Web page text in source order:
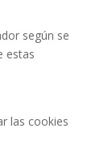
según se
estas
las cookies